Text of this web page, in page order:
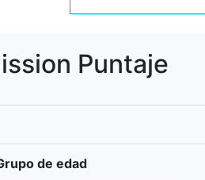
Puntaje
de edad